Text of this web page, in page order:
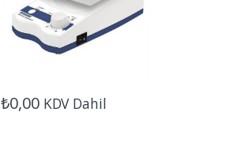
₺0,00 KDV Dahil